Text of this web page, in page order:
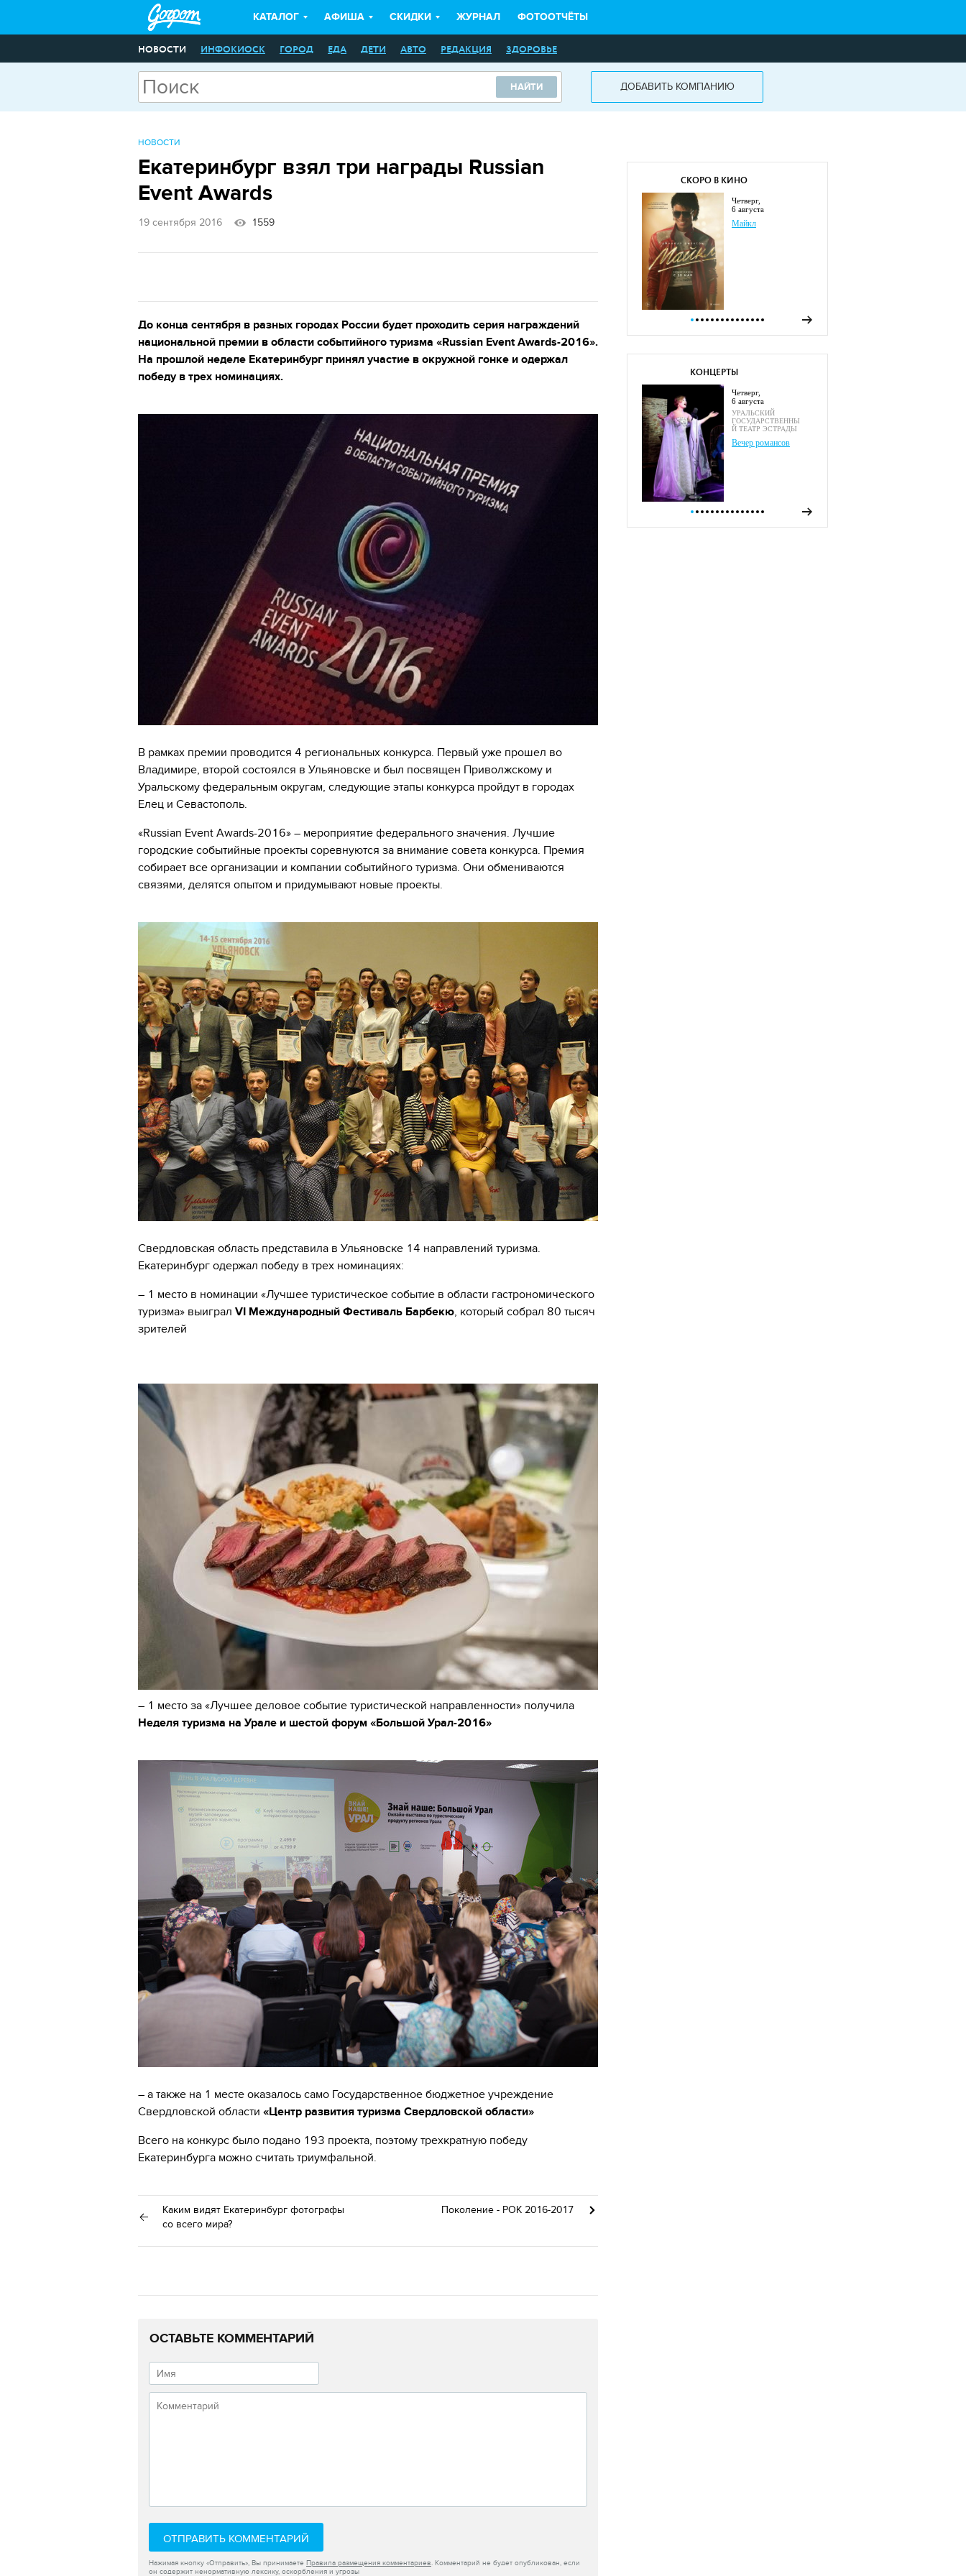
КАТАЛОГ АФИША СКИДКИ ЖУРНАЛ ФОТООТЧЁТЫ
НОВОСТИ ИНФОКИОСК ГОРОД ЕДА ДЕТИ АВТО РЕДАКЦИЯ ЗДОРОВЬЕ
НАЙТИ ДОБАВИТЬ КОМПАНИЮ
НОВОСТИ
Екатеринбург взял три награды Russian
Event Awards
19 сентября 2016 1559
До конца сентября в разных городах России будет проходить серия награждений
национальной премии в области событийного туризма «Russian Event Awards-2016».
На прошлой неделе Екатеринбург принял участие в окружной гонке и одержал
победу в трех номинациях.
В рамках премии проводится 4 региональных конкурса. Первый уже прошел во
Владимире, второй состоялся в Ульяновске и был посвящен Приволжскому и
Уральскому федеральным округам, следующие этапы конкурса пройдут в городах
Елец и Севастополь.
«Russian Event Awards-2016» – мероприятие федерального значения. Лучшие
городские событийные проекты соревнуются за внимание совета конкурса. Премия
собирает все организации и компании событийного туризма. Они обмениваются
связями, делятся опытом и придумывают новые проекты.
Свердловская область представила в Ульяновске 14 направлений туризма.
Екатеринбург одержал победу в трех номинациях:
– 1 место в номинации «Лучшее туристическое событие в области гастрономического
туризма» выиграл VI Международный Фестиваль Барбекю, который собрал 80 тысяч
зрителей
– 1 место за «Лучшее деловое событие туристической направленности» получила
Неделя туризма на Урале и шестой форум «Большой Урал-2016»
– а также на 1 месте оказалось само Государственное бюджетное учреждение
Свердловской области «Центр развития туризма Свердловской области»
Всего на конкурс было подано 193 проекта, поэтому трехкратную победу
Екатеринбурга можно считать триумфальной.
Каким видят Екатеринбург фотографы
со всего мира?
Поколение - РОК 2016-2017
ОСТАВЬТЕ КОММЕНТАРИЙ
ОТПРАВИТЬ КОММЕНТАРИЙ
Нажимая кнопку «Отправить», Вы принимаете Правила размещения комментариев. Комментарий не будет опубликован, если
он содержит ненормативную лексику, оскорбления и угрозы
СКОРО В КИНО
четверг,
6 августа
Майкл
КОНЦЕРТЫ
четверг,
6 августа
УРАЛЬСКИЙ
ГОСУДАРСТВЕННЫ
Й ТЕАТР ЭСТРАДЫ
Вечер романсов